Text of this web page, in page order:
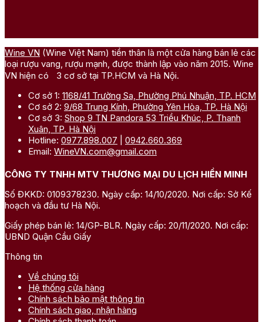
Wine VN (Wine Việt Nam) tiền thân là một cửa hàng bán lẻ các
loại rượu vang, rượu mạnh, được thành lập vào năm 2015. Wine
VN hiện có 3 cơ sở tại TP.HCM và Hà Nội.
Cơ sở 1: 1168/41 Trường Sa, Phường Phú Nhuận, TP. HCM
Cơ sở 2: 9/68 Trung Kính, Phường Yên Hòa, TP. Hà Nội
Cơ sở 3: Shop 9 TN Pandora 53 Triều Khúc, P. Thanh
Xuân, TP. Hà Nội
Hotline: 0977.898.007
0942.660.369
Email: WineVN.com@gmail.com
CÔNG TY TNHH MTV THƯƠNG MẠI DU LỊCH HIỀN MINH
Số ĐKKD: 0109378230. Ngày cấp: 14/10/2020. Nơi cấp: Sở Kế
hoạch và đầu tư Hà Nội.
Giấy phép bán lẻ: 14/GP-BLR. Ngày cấp: 20/11/2020. Nơi cấp:
UBND Quận Cầu Giấy
Thông tin
Về chúng tôi
Hệ thống cửa hàng
Chính sách bảo mật thông tin
Chính sách giao, nhận hàng